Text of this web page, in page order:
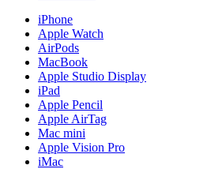
iPhone
Apple Watch
AirPods
MacBook
Apple Studio Display
iPad
Apple Pencil
Apple AirTag
Mac mini
Apple Vision Pro
iMac